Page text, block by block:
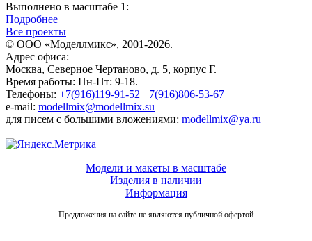
Выполнено в масштабе 1:
Подробнее
Все проекты
© ООО «Моделлмикс», 2001-2026.
Адрес офиса:
Москва, Северное Чертаново, д. 5, корпус Г.
Время работы: Пн-Пт: 9-18.
Телефоны: +7(916)119-91-52 +7(916)806-53-67
e-mail: modellmix@modellmix.su
для писем с большими вложениями: modellmix@ya.ru
Модели и макеты в масштабе
Изделия в наличии
Информация
Предложения на сайте не являются публичной офертой